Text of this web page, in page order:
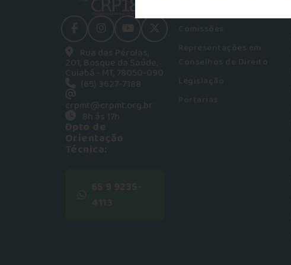
facebookinstagramyoutubeTwitter
Rua das Pérolas,
201, Bosque da Saúde,
Cuiabá - MT, 78050-090
(65) 3627-7188
crpmt@crpmt.org.br
8h ás 17h
Dpto de
Orientação
Técnica:
Comissões
Representações em
Conselhos de Direito
Legislação
Portarias